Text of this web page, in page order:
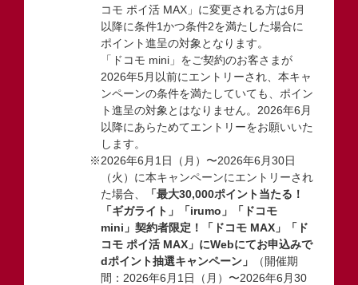
コモ ポイ活 MAX」に変更される方は6月
以降に条件1かつ条件2を満たした場合に
ポイント進呈の対象となります。
「ドコモ mini」をご契約のお客さまが
2026年5月以前にエントリーされ、本キャ
ンペーンの条件を満たしていても、ポイン
ト進呈の対象とはなりません。2026年6月
以降にあらためてエントリーをお願いいた
します。
※2026年6月1日（月）〜2026年6月30日
（火）に本キャンペーンにエントリーされ
た場合、
「最大30,000ポイント当たる！
「ギガライト」「irumo」「ドコモ
mini」契約者限定！「ドコモ MAX」「ド
コモ ポイ活 MAX」にWebにてお申込みで
dポイント抽選キャンペーン」
（開催期
間：2026年6月1日（月）〜2026年6月30